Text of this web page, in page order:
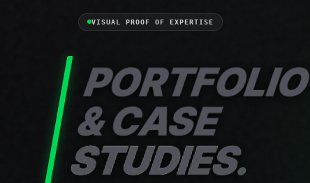
VISUAL PROOF OF EXPERTISE
PORTFOLIO
& CASE
STUDIES.